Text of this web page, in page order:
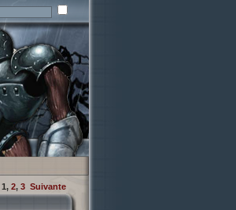
1, 2, 3 Suivante